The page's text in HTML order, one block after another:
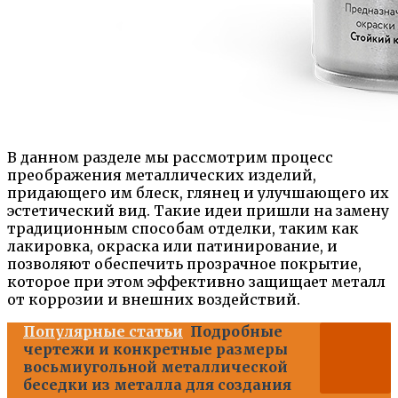
В данном разделе мы рассмотрим процесс
преображения металлических изделий,
придающего им блеск, глянец и улучшающего их
эстетический вид. Такие идеи пришли на замену
традиционным способам отделки, таким как
лакировка, окраска или патинирование, и
позволяют обеспечить прозрачное покрытие,
которое при этом эффективно защищает металл
от коррозии и внешних воздействий.
Популярные статьи Подробные
чертежи и конкретные размеры
восьмиугольной металлической
беседки из металла для создания